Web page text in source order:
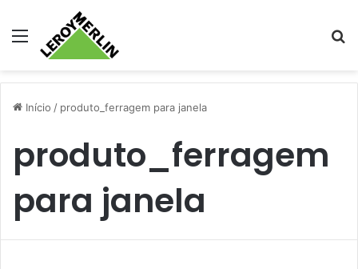
Menu
Início / produto_ferragem para janela
produto_ferragem
para janela